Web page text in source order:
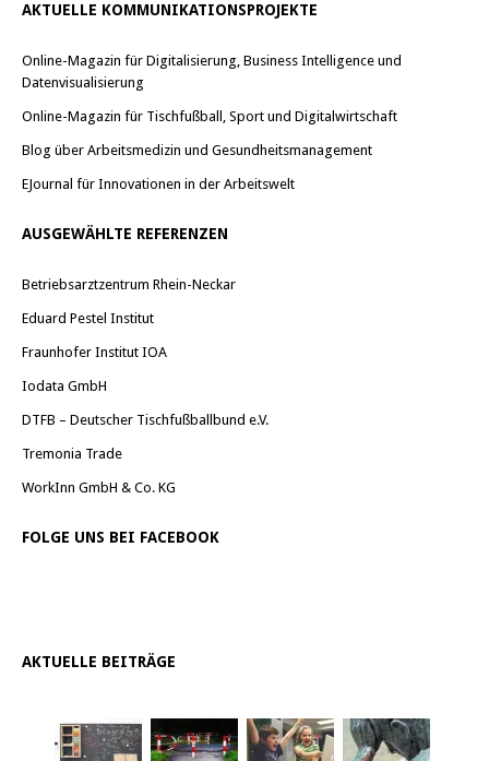
AKTUELLE KOMMUNIKATIONSPROJEKTE
Online-Magazin für Digitalisierung, Business Intelligence und
Datenvisualisierung
Online-Magazin für Tischfußball, Sport und Digitalwirtschaft
Blog über Arbeitsmedizin und Gesundheitsmanagement
EJournal für Innovationen in der Arbeitswelt
AUSGEWÄHLTE REFERENZEN
Betriebsarztzentrum Rhein-Neckar
Eduard Pestel Institut
Fraunhofer Institut IOA
Iodata GmbH
DTFB – Deutscher Tischfußballbund e.V.
Tremonia Trade
WorkInn GmbH & Co. KG
FOLGE UNS BEI FACEBOOK
AKTUELLE BEITRÄGE